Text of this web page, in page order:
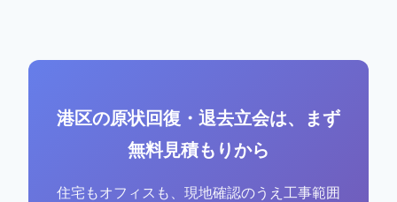
港区の原状回復・退去立会は、まず
無料見積もりから
住宅もオフィスも、現地確認のうえ工事範囲